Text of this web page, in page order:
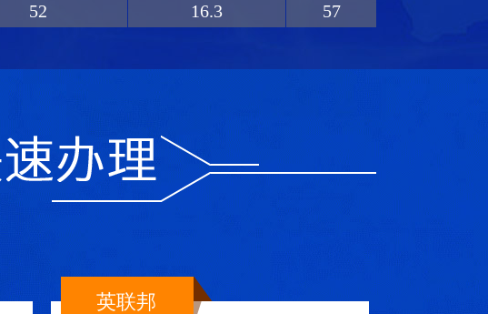
52 16.3 57
英联邦